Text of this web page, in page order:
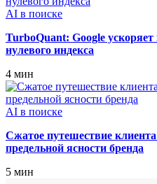
AI в поиске
TurboQuant: Google
нулевого индекса
4 мин
AI в поиске
Сжатое путешествие
предельной ясности бренда
5 мин